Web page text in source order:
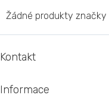
Žádné produkty značky
á
t
Kontakt
Informace